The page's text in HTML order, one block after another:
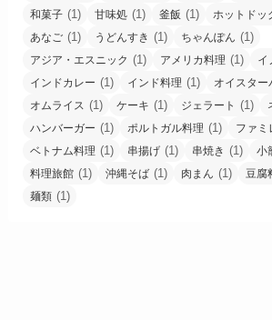
和菓子 (1) 甘味処 (1) 釜飯 (1) ホットドッ
あなご (1) うどんすき (1) ちゃんぽん (1)
アジア・エスニック (1) アメリカ料理 (1) イ
インドカレー (1) インド料理 (1) オイスター
オムライス (1) ケーキ (1) ジェラート (1)
ハンバーガー (1) ポルトガル料理 (1) ファミ
ベトナム料理 (1) 串揚げ (1) 串焼き (1) 小
料理旅館 (1) 沖縄そば (1) 肉まん (1) 豆腐
麺類 (1)